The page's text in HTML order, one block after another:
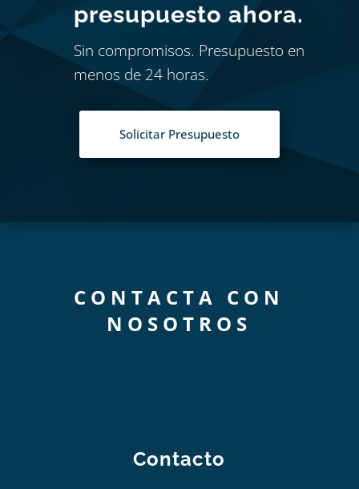
presupuesto ahora.
Sin compromisos. Presupuesto en
menos de 24 horas.
Solicitar Presupuesto
CONTACTA CON
NOSOTROS
Contacto